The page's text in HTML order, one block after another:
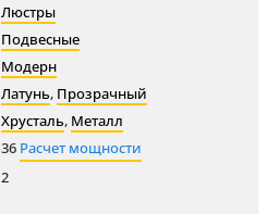
Люстры
Подвесные
Модерн
Латунь, Прозрачный
Хрусталь, Металл
36 Расчет мощности
2